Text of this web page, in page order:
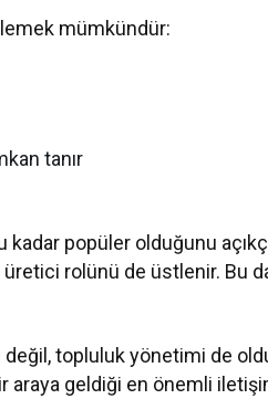
mümkündür:
tanır
popüler olduğunu
rolünü de üstlenir. Bu
topluluk yönetimi de
geldiği en önemli